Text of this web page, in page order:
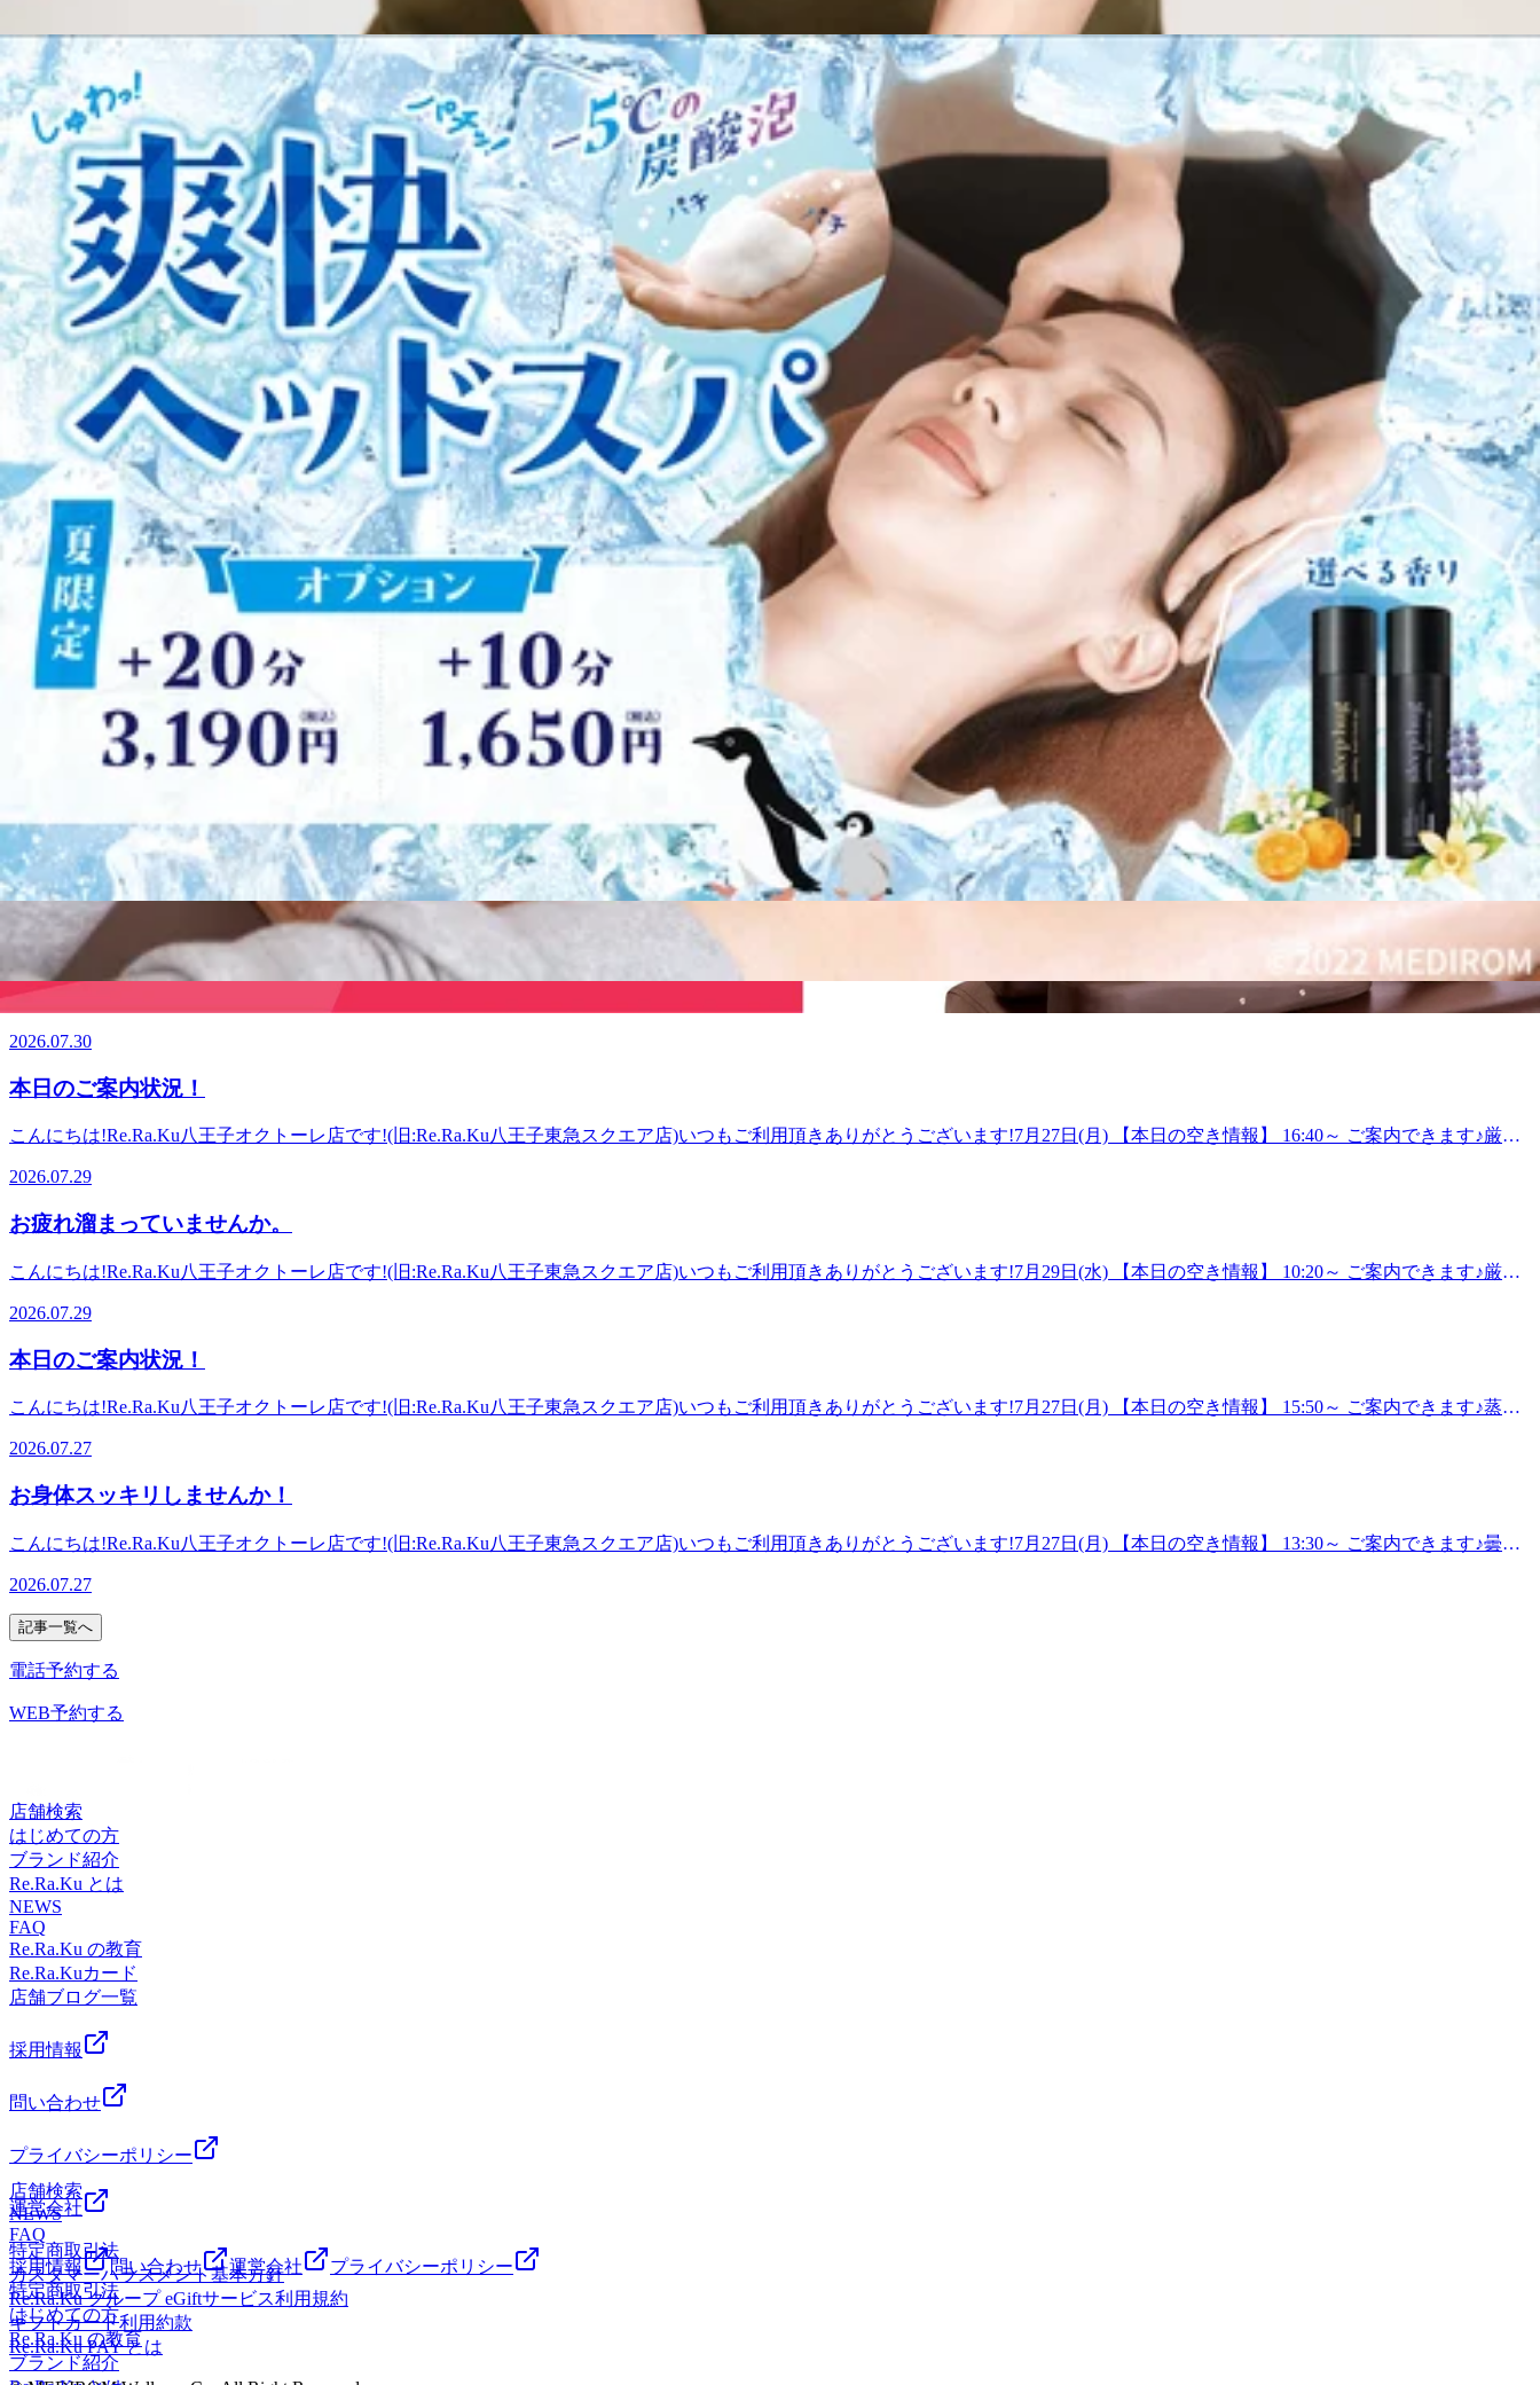
※スタッフ施術時には予約センターへつながる場合があります。
予めご了承くださいませ。
WEB予約する
電話予約する042-649-3133
最近のブログ
日頃のお疲れスッキリしませんか。
こんにちは!Re.Ra.Ku八王子オクトーレ店です!(旧:Re.Ra.Ku八王子東急スクエア店)いつもご利用頂きありがとうございます!8月7日(金) 【本日の空き情報】 10:30～ ご案内できます♪高温の
日が続いておりますが、皆様、体調管理はいかがでしょうか。本日は、35℃近くまで上昇する予報、水分・塩分補給をしっかりお願いします。蒸し暑い日々、お身体にお疲れを感じてい
ませんか。規則正しい生活をすることが大切ですが、忙しく、なかなか時間が取れない方いらっしゃると思います。当店のボディケアで、日頃のお疲れやだるさをスッキリしませんか！
ボディケア60分以上で、首から下、3体勢でしっかりアプローチできます。デスクワークやスマートフォンの操作で、頭や首周りが気になる方、ネックリンパケア・ドライヘッドスパお
すすめです。期間限定で爽快ヘッドスパ実施中！お気軽にお立ち寄りください。 元気いっぱいのスタッフ一同、皆様のご来店を心よりお待ちしております。～マッサージのように気持
ちいいボディケア～Re.Ra.Ku八王子オクトーレ店(旧:Re.Ra.Ku八王子東急スクエア店)【JR八王子駅 徒歩1分】ほぐしに行ったけど…すぐに辛く硬い状態に戻ってしまう…そんな経験は今
までありませんか?マッサージのように気持ちイイ!Re.Ra.Kuの『肩甲骨ストレッチ』&amp;「ボディケア」で、ずっーと楽な体作りを!丁寧な施術とヒアリングで皆様の健康的な毎日をサ
ポートいたします!【アクセス】JR八王子駅改札を出て北口方面(右側)に進んでいただき、バスロータリーを挟んで正面に八王子オクトーレがございます。つきましたら8階エスカレータ
ーのぼってすぐです!お気軽にお待ちしております♪※スタッフ施術時には予約センターへつながる場合があります。予めご了承くださいませ。
2026.08.07
暑さからくるだるさをボディケアでスッキリしませんか?
こんにちは!Re.Ra.Ku八王子オクトーレ店です!(旧:Re.Ra.Ku八王子東急スクエア店)いつもご利用頂きありがとうございます!8月6日(木) 【本日の空き情報】 10:10～16:00、16:45～18:30、
18:25～20:00でしたらご案内できます♪ 今日朝は比較的涼しかったですが、午後は昨日よりも気温が上がるみたいですね。この時期はどうしても動いた時の消耗が激しいのでなかなか動
きづらいですよね。そういった時こそ一旦自分の身体の調子を見直してみませんか? 当店は一番短いコースで30分、全身をほぐせる60分、全身をほぐしつつ更にお疲れの箇所に時間をか
けられる90分のボディケアを用意しております。また10分単位で延長も可能ですので物足りなかったり、もう少しほぐしてもらいたい…といった要望にも時間に空きがあればこたえられ
ますので、是非お気軽に予約してください。元気いっぱいのスタッフ一同、皆様のご来店を心よりお待ちしております。～マッサージのように気持ちいいボディケア～Re.Ra.Ku八王子オ
クトーレ店(旧:Re.Ra.Ku八王子東急スクエア店)【JR八王子駅 徒歩1分】 ほぐしに行ったけど…すぐに辛く硬い状態に戻ってしまう…そんな経験は今までありませんか?マッサージのよう
に気持ちイイ!Re.Ra.Kuの『肩甲骨ストレッチ』&amp;「ボディケア」で、ずっーと楽な体作りを!丁寧な施術とヒアリングで皆様の健康的な毎日をサポートいたします! 【アクセス】JR八
王子駅改札を出て北口方面(右側)に進んでいただき、バスロータリーを挟んで正面に八王子オクトーレがございます。つきましたら8階エスカレーターのぼってすぐです!お気軽にお待ち
しております♪※スタッフ施術時には予約センターへつながる場合があります。予めご了承くださいませ。
2026.08.06
暑さに負けないお体に！！
こんにちは！Re.Ra.Ku八王子オクトーレ店です！(旧：Re.Ra.Ku八王子東急スクエア店)いつもご利用頂きありがとうございます！8月5日（水） 【本日の空き情報】13：30 ～ ご案内で
きます♪今日もお天気！！日差しが強く暑さが増してきていますね汗皆様いかがお過ごしでしょうか？風邪も流行っていたり、暑いので疲労が溜まって取れにくくて、体調もなかなか整
えきれていない方も多いのではないでしょうか。。。Re.Ra.Kuではスッキリさっはり！！皆さんのお身体の不調に合わせたコースや、寄り添いながらサポートし疲れにくいお身体に近づ
けていきます！！どんなお悩みでもお気軽にご連絡ください。心もリフレッシュして元気に過ごしましょう♪ 元気いっぱいのスタッフ一同、皆様のご来店を心よりお待ちしております。
～マッサージのように気持ちいいボディケア～Re.Ra.Ku八王子オクトーレ店（旧：Re.Ra.Ku八王子東急スクエア店）【JR八王子駅 徒歩1分】 ほぐしに行ったけど…すぐに辛く硬い状態
に戻ってしまう…そんな経験は今までありませんか？マッサージのように気持ちイイ！Re.Ra.Kuの『肩甲骨ストレッチ』&amp;「ボディケア」で、ずっーと楽な体作りを！丁寧な施術と
ヒアリングで皆様の健康的な毎日をサポートいたします！ 【アクセス】JR八王子駅改札を出て北口方面（右側）に進んでいただき、バスロータリーを挟んで正面に八王子オクトーレが
ございます。つきましたら8階エスカレーターのぼってすぐです！お気軽にお待ちしております♪※スタッフ施術時には予約センターへつながる場合があります。予めご了承くださいま
2026.08.05
お身体ほぐしてみませんか！
こんにちは!Re.Ra.Ku八王子オクトーレ店です!(旧:Re.Ra.Ku八王子東急スクエア店)いつもご利用頂きありがとうございます!8月3日(月) 【本日の空き情報】 10:30～ ご案内できます♪蒸し暑
い日々ですが、本日は小雨が降り気温が下がっています。皆様いかがお過ごしでしょうか。仕事始めの月曜日、休みから仕事モードへの切り替えが難しい方、いらっしゃると思います。
お仕事帰りに、当店のボディケアでお身体スッキリしませんか！お疲れが溜まる前にほぐすことで、お身体の予防になります。ボディケアとフットケアのセットコースおすすめです。8
月の厳しい暑さを乗り越えましょう。期間限定で爽快ヘッドスパ実施中！ 元気いっぱいのスタッフ一同、皆様のご来店を心よりお待ちしております。～マッサージのように気持ちいい
ボディケア～Re.Ra.Ku八王子オクトーレ店(旧:Re.Ra.Ku八王子東急スクエア店)【JR八王子駅 徒歩1分】ほぐしに行ったけど…すぐに辛く硬い状態に戻ってしまう…そんな経験は今まであ
りませんか?マッサージのように気持ちイイ!Re.Ra.Kuの『肩甲骨ストレッチ』&amp;「ボディケア」で、ずっーと楽な体作りを!丁寧な施術とヒアリングで皆様の健康的な毎日をサポート
いたします!【アクセス】JR八王子駅改札を出て北口方面(右側)に進んでいただき、バスロータリーを挟んで正面に八王子オクトーレがございます。つきましたら8階エスカレーターのぼ
ってすぐです!お気軽にお待ちしております♪※スタッフ施術時には予約センターへつながる場合があります。予めご了承くださいませ。
本日の予約状況
こんにちは!Re.Ra.Ku八王子オクトーレ店です!(旧:Re.Ra.Ku八王子東急スクエア店)いつもご利用頂きありがとうございます!7月30日(木) 【本日の空き情報】 18:40～ ご案内できます♪元気
いっぱいのスタッフ一同、皆様のご来店を心よりお待ちしております。～マッサージのように気持ちいいボディケア～Re.Ra.Ku八王子オクトーレ店(旧:Re.Ra.Ku八王子東急スクエア店)
【JR八王子駅 徒歩1分】 ほぐしに行ったけど…すぐに辛く硬い状態に戻ってしまう…そんな経験は今までありませんか?マッサージのように気持ちイイ!Re.Ra.Kuの『肩甲骨ストレッチ』
&amp;「ボディケア」で、ずっーと楽な体作りを!丁寧な施術とヒアリングで皆様の健康的な毎日をサポートいたします! 【アクセス】JR八王子駅改札を出て北口方面(右側)に進んでいた
だき、バスロータリーを挟んで正面に八王子オクトーレがございます。つきましたら8階エスカレーターのぼってすぐです!お気軽にお待ちしております♪※スタッフ施術時には予約セン
ターへつながる場合があります。予めご了承くださいませ。
2026.07.30
ボディケアでスッキリしませんか！
こんにちは!Re.Ra.Ku八王子オクトーレ店です!(旧:Re.Ra.Ku八王子東急スクエア店)いつもご利用頂きありがとうございます!7月30日(木) 【本日の空き情報】 14:30～ ご案内できます♪蒸し
お身体ほぐしてみませんか。首や肩、肩甲骨周りをほぐすことで、自律神経が整うことや、お疲れの予防につながります。ボディケア60分以上で、3体勢しっかりアプローチできます。
お仕事帰り、お気軽にお立ち寄りください。期間限定で爽快ヘッドスパ実施中！！ 元気いっぱいのスタッフ一同、皆様のご来店を心よりお待ちしております。～マッサージのように気
持ちいいボディケア～Re.Ra.Ku八王子オクトーレ店(旧:Re.Ra.Ku八王子東急スクエア店)【JR八王子駅 徒歩1分】ほぐしに行ったけど…すぐに辛く硬い状態に戻ってしまう…そんな経験は
サポートいたします!【アクセス】JR八王子駅改札を出て北口方面(右側)に進んでいただき、バスロータリーを挟んで正面に八王子オクトーレがございます。つきましたら8階エスカレー
ターのぼってすぐです!お気軽にお待ちしております♪※スタッフ施術時には予約センターへつながる場合があります。予めご了承くださいませ。
2026.07.30
本日のご案内状況！
こんにちは!Re.Ra.Ku八王子オクトーレ店です!(旧:Re.Ra.Ku八王子東急スクエア店)いつもご利用頂きありがとうございます!7月27日(月) 【本日の空き情報】 16:40～ ご案内できます♪厳し
中！お仕事帰り、お気軽にご来店ください。 元気いっぱいのスタッフ一同、皆様のご来店を心よりお待ちしております。～マッサージのように気持ちいいボディケア～Re.Ra.Ku八王子
オクトーレ店(旧:Re.Ra.Ku八王子東急スクエア店)【JR八王子駅 徒歩1分】ほぐしに行ったけど…すぐに辛く硬い状態に戻ってしまう…そんな経験は今までありませんか?マッサージのよ
うに気持ちイイ!Re.Ra.Kuの『肩甲骨ストレッチ』&amp;「ボディケア」で、ずっーと楽な体作りを!丁寧な施術とヒアリングで皆様の健康的な毎日をサポートいたします!【アクセス】JR
ちしております♪※スタッフ施術時には予約センターへつながる場合があります。予めご了承くださいませ。
2026.07.29
お疲れ溜まっていませんか。
こんにちは!Re.Ra.Ku八王子オクトーレ店です!(旧:Re.Ra.Ku八王子東急スクエア店)いつもご利用頂きありがとうございます!7月29日(水) 【本日の空き情報】 10:20～ ご案内できます♪厳し
を迎えます。行事に参加したり、観光に行かれる等、ご計画されている方、いらっしゃると思います。8月を迎える前のタイミングに、お身体ほぐしてみませんか。ボディケア60分以上
で、首から下、3体勢しっかりアプローチできます。お疲れが溜まる前にほくすことが、お身体の予防に繋がります。お仕事帰り、お出かけの際、お気軽にお立ち寄りください。期間限
定で爽快ヘッドスパ実施中！！ 元気いっぱいのスタッフ一同、皆様のご来店を心よりお待ちしております。～マッサージのように気持ちいいボディケア～Re.Ra.Ku八王子オクトーレ店
イ!Re.Ra.Kuの『肩甲骨ストレッチ』&amp;「ボディケア」で、ずっーと楽な体作りを!丁寧な施術とヒアリングで皆様の健康的な毎日をサポートいたします!【アクセス】JR八王子駅改札
を出て北口方面(右側)に進んでいただき、バスロータリーを挟んで正面に八王子オクトーレがございます。つきましたら8階エスカレーターのぼってすぐです!お気軽にお待ちしておりま
2026.07.29
本日のご案内状況！
こんにちは!Re.Ra.Ku八王子オクトーレ店です!(旧:Re.Ra.Ku八王子東急スクエア店)いつもご利用頂きありがとうございます!7月27日(月) 【本日の空き情報】 15:50～ ご案内できます♪蒸し
ア40分以上で、ふくらはぎをしっかりアプローチできます。デスクワーク等で、お目元や首肩が気になる方、ネックリンパケア、ドライヘッドスパおすすめです。期間限定で爽快ヘッド
スパ実施中！お仕事帰り、お気軽にご来店ください。 元気いっぱいのスタッフ一同、皆様のご来店を心よりお待ちしております。～マッサージのように気持ちいいボディケア～
Re.Ra.Ku八王子オクトーレ店(旧:Re.Ra.Ku八王子東急スクエア店)【JR八王子駅 徒歩1分】ほぐしに行ったけど…すぐに辛く硬い状態に戻ってしまう…そんな経験は今までありませんか?
【アクセス】JR八王子駅改札を出て北口方面(右側)に進んでいただき、バスロータリーを挟んで正面に八王子オクトーレがございます。つきましたら8階エスカレーターのぼってすぐで
す!お気軽にお待ちしております♪※スタッフ施術時には予約センターへつながる場合があります。予めご了承くださいませ。
2026.07.27
お身体スッキリしませんか！
こんにちは!Re.Ra.Ku八王子オクトーレ店です!(旧:Re.Ra.Ku八王子東急スクエア店)いつもご利用頂きありがとうございます!7月27日(月) 【本日の空き情報】 13:30～ ご案内できます♪曇空
を爽快にしたいとお思いの方、いらっしゃると思います。ボディケアでお身体スッキリしませんか！お足元が気になる方、フットケアおすすめです。 期間限定で爽快ヘッドスパ実施
中！！お気軽にお立ち寄りください。 元気いっぱいのスタッフ一同、皆様のご来店を心よりお待ちしております。～マッサージのように気持ちいいボディケア～Re.Ra.Ku八王子オクト
ーレ店(旧:Re.Ra.Ku八王子東急スクエア店)【JR八王子駅 徒歩1分】ほぐしに行ったけど…すぐに辛く硬い状態に戻ってしまう…そんな経験は今までありませんか?マッサージのように気
持ちイイ!Re.Ra.Kuの『肩甲骨ストレッチ』&amp;「ボディケア」で、ずっーと楽な体作りを!丁寧な施術とヒアリングで皆様の健康的な毎日をサポートいたします!【アクセス】JR八王子
おります♪※スタッフ施術時には予約センターへつながる場合があります。予めご了承くださいませ。
2026.07.27
記事一覧へ
電話予約する
WEB予約する
店舗検索
はじめての方
ブランド紹介
Re.Ra.Ku とは
NEWS
FAQ
Re.Ra.Ku の教育
Re.Ra.Kuカード
店舗ブログ一覧
採用情報
問い合わせ
プライバシーポリシー
運営会社
特定商取引法
カスタマーハラスメント基本方針
Re.Ra.Ku グループ eGiftサービス利用規約
ギフトカード利用約款
Re.Ra.Ku PAY とは
店舗検索
NEWS
FAQ
採用情報
問い合わせ 運営会社
プライバシーポリシー
特定商取引法
はじめての方
Re.Ra.Ku の教育
ブランド紹介